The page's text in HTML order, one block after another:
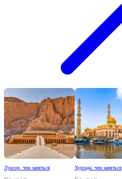
Луксор: чем заняться Хургада: чем заняться